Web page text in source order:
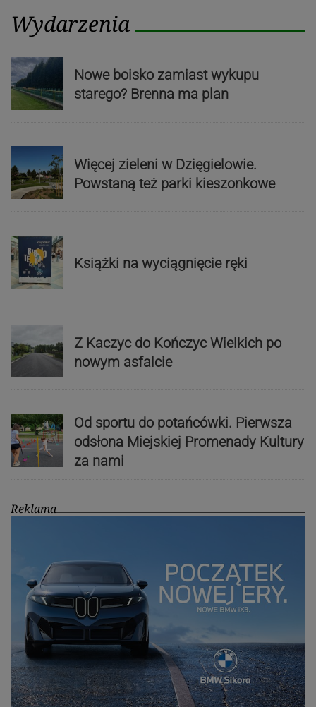
Wydarzenia
Nowe boisko zamiast wykupu
starego? Brenna ma plan
Więcej zieleni w Dzięgielowie.
Powstaną też parki kieszonkowe
Książki na wyciągnięcie ręki
Z Kaczyc do Kończyc Wielkich po
nowym asfalcie
Od sportu do potańcówki. Pierwsza
odsłona Miejskiej Promenady Kultury
za nami
Reklama